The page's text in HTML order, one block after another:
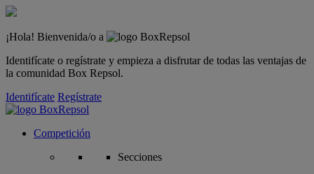
¡Hola! Bienvenida/o a
Identifícate o regístrate y empieza a disfrutar de todas las ventajas de
la comunidad Box Repsol.
Identifícate Regístrate
Competición
Secciones